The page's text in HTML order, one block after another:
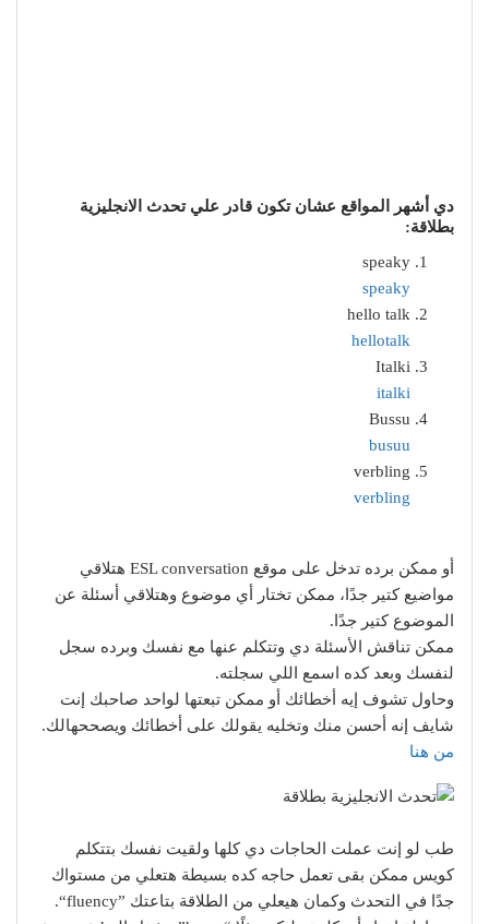
دي أشهر المواقع عشان تكون قادر علي تحدث الانجليزية
بطلاقة:
speaky
speaky
hello talk
hellotalk
italki
busuu
verbling
أو ممكن برده تدخل على موقع ESL conversation هتلاقي
مواضيع كتير جدًا، ممكن تختار أي موضوع وهتلاقي أسئلة عن
الموضوع كتير جدًا.
ممكن تناقش الأسئلة دي وتتكلم عنها مع نفسك وبرده سجل
لنفسك وبعد كده اسمع اللي سجلته.
وحاول تشوف إيه أخطائك أو ممكن تبعتها لواحد صاحبك إنت
شايف إنه أحسن منك وتخليه يقولك على أخطائك ويصححهالك.
من هنا
طب لو إنت عملت الحاجات دي كلها ولقيت نفسك بتتكلم
كويس ممكن بقى تعمل حاجه كده بسيطة هتعلي من مستواك
جدًا في التحدث وكمان هيعلي من الطلاقة بتاعتك ”fluency“.